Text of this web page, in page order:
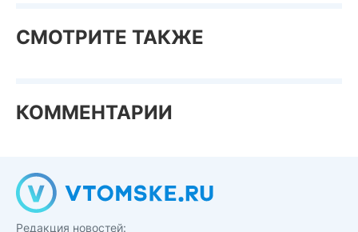
СМОТРИТЕ ТАКЖЕ
КОММЕНТАРИИ
Редакция новостей: